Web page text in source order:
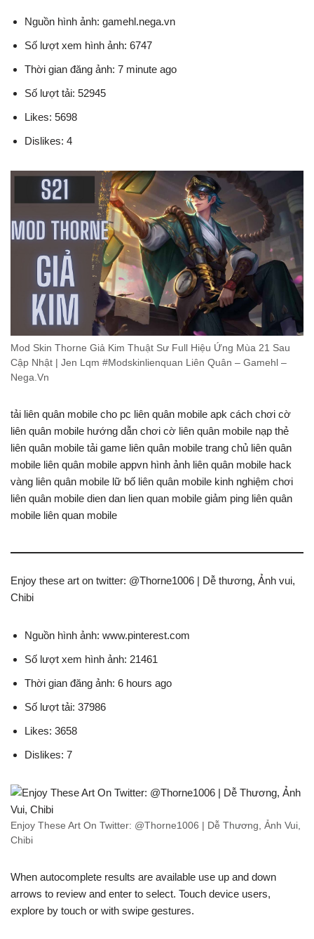
Nguồn hình ảnh: gamehl.nega.vn
Số lượt xem hình ảnh: 6747
Thời gian đăng ảnh: 7 minute ago
Số lượt tải: 52945
Likes: 5698
Dislikes: 4
Mod Skin Thorne Giả Kim Thuật Sư Full Hiệu Ứng Mùa 21 Sau
Cập Nhật | Jen Lqm #Modskinlienquan Liên Quân – Gamehl –
Nega.Vn
tải liên quân mobile cho pc liên quân mobile apk cách chơi cờ
liên quân mobile hướng dẫn chơi cờ liên quân mobile nạp thẻ
liên quân mobile tải game liên quân mobile trang chủ liên quân
mobile liên quân mobile appvn hình ảnh liên quân mobile hack
vàng liên quân mobile lữ bố liên quân mobile kinh nghiệm chơi
liên quân mobile dien dan lien quan mobile giảm ping liên quân
mobile liên quan mobile
Enjoy these art on twitter: @Thorne1006 | Dễ thương, Ảnh vui,
Chibi
Nguồn hình ảnh: www.pinterest.com
Số lượt xem hình ảnh: 21461
Thời gian đăng ảnh: 6 hours ago
Số lượt tải: 37986
Likes: 3658
Dislikes: 7
Enjoy These Art On Twitter: @Thorne1006 | Dễ Thương, Ảnh Vui,
Chibi
When autocomplete results are available use up and down
arrows to review and enter to select. Touch device users,
explore by touch or with swipe gestures.